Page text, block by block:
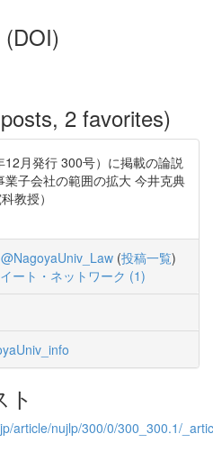
2 favorites)
月発行 300号）に掲載の論説
子会社の範囲の拡大 今井克典
教授）
@NagoyaUniv_Law (投稿一覧)
ート・ネットワーク (1)
article/nujlp/300/0/300_300.1/